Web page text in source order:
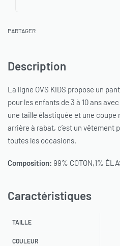
PARTAGER
Description
La ligne OVS KIDS propose un
pour les enfants de 3 à 10 ans
une taille élastiquée et une coupe
arrière à rabat, c’est un vêtement
toutes les occasions.
Composition: 99% COTON,1%
Caractéristiques
TAILLE
COULEUR